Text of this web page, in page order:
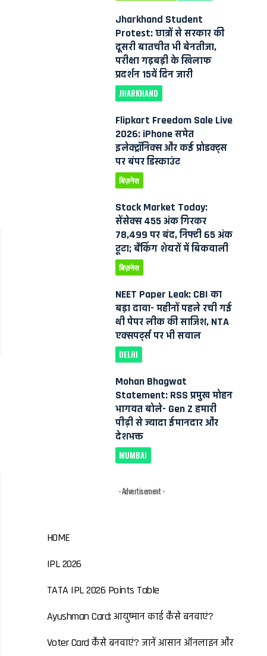
Jharkhand Student
Protest: छात्रों से सरकार की
दूसरी बातचीत भी बेनतीजा,
परीक्षा गड़बड़ी के खिलाफ
प्रदर्शन 15वें दिन जारी
JHARKHAND
Flipkart Freedom Sale Live
2026: iPhone समेत
इलेक्ट्रॉनिक्स और कई प्रोडक्ट्स
पर बंपर डिस्काउंट
बिज़नेस
Stock Market Today:
सेंसेक्स 455 अंक गिरकर
78,499 पर बंद, निफ्टी 65 अंक
टूटा; बैंकिंग शेयरों में बिकवाली
बिज़नेस
NEET Paper Leak: CBI का
बड़ा दावा- महीनों पहले रची गई
थी पेपर लीक की साजिश, NTA
एक्सपर्ट्स पर भी सवाल
DELHI
Mohan Bhagwat
Statement: RSS प्रमुख मोहन
भागवत बोले- Gen Z हमारी
पीढ़ी से ज्यादा ईमानदार और
देशभक्त
MUMBAI
- Advertisement -
HOME
IPL 2026
TATA IPL 2026 Points Table
Ayushman Card: आयुष्मान कार्ड कैसे बनवाएं?
Voter Card कैसे बनवाएं? जानें आसान ऑनलाइन और